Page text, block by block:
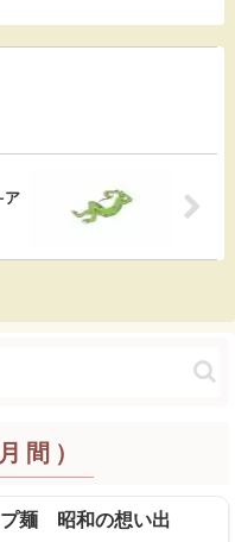
ア
間）
麺 昭和の想い出